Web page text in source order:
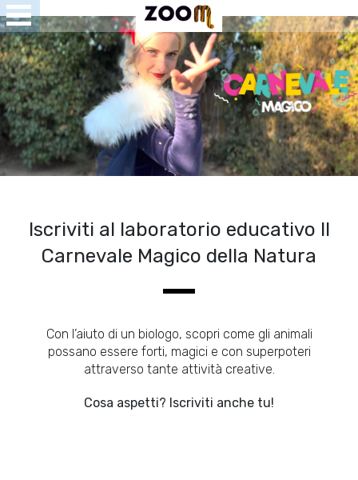
Iscriviti al laboratorio educativo Il
Carnevale Magico della Natura
Con l’aiuto di un biologo, scopri come gli animali
possano essere forti, magici e con superpoteri
attraverso tante attività creative.
Cosa aspetti? Iscriviti anche tu!